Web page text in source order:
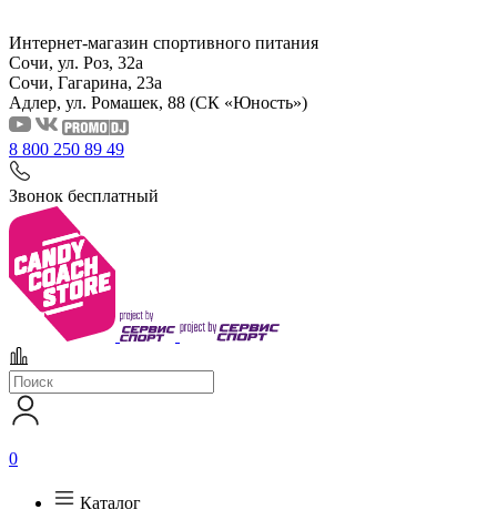
Интернет-магазин спортивного питания
Сочи, ул. Роз, 32а
Сочи, Гагарина, 23а
Адлер, ул. Ромашек, 88 (СК «Юность»)
8 800 250 89 49
Звонок бесплатный
0
Каталог